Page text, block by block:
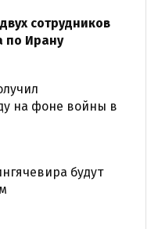
сотрудников
по Ирану
на фоне войны в
будут